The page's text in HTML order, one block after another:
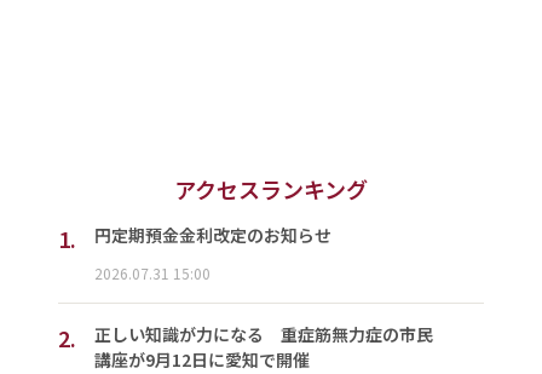
アクセスランキング
1.
円定期預金金利改定のお知らせ
2026.07.31 15:00
2.
正しい知識が力になる 重症筋無力症の市民
講座が9月12日に愛知で開催